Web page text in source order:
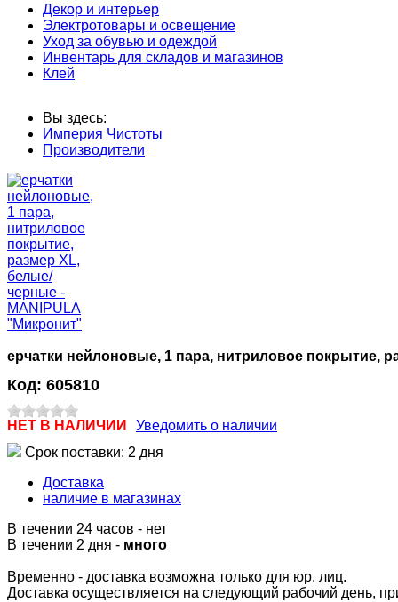
Декор и интерьер
Электротовары и освещение
Уход за обувью и одеждой
Инвентарь для складов и магазинов
Клей
Вы здесь:
Империя Чистоты
Производители
ерчатки нейлоновые, 1 пара, нитриловое покрытие,
Код: 605810
НЕТ В НАЛИЧИИ
Уведомить о наличии
Срок поставки: 2 дня
Доставка
наличие в магазинах
В течении 24 часов - нет
В течении 2 дня - много
Временно - доставка возможна только для юр. лиц.
Доставка осуществляется на следующий рабочий день,